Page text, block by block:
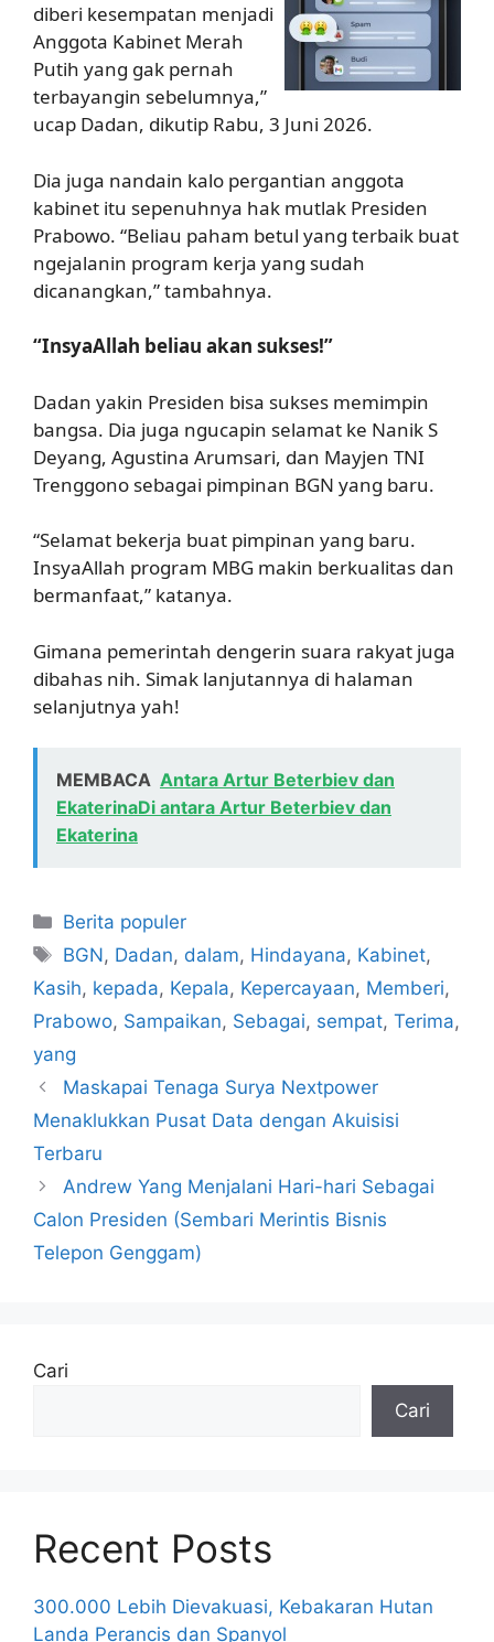
diberi kesempatan menjadi
Anggota Kabinet Merah
Putih yang gak pernah
terbayangin sebelumnya,”
ucap Dadan, dikutip Rabu, 3 Juni 2026.
Dia juga nandain kalo pergantian anggota
kabinet itu sepenuhnya hak mutlak Presiden
Prabowo. “Beliau paham betul yang terbaik buat
ngejalanin program kerja yang sudah
dicanangkan,” tambahnya.
“InsyaAllah beliau akan sukses!”
Dadan yakin Presiden bisa sukses memimpin
bangsa. Dia juga ngucapin selamat ke Nanik S
Deyang, Agustina Arumsari, dan Mayjen TNI
Trenggono sebagai pimpinan BGN yang baru.
“Selamat bekerja buat pimpinan yang baru.
InsyaAllah program MBG makin berkualitas dan
bermanfaat,” katanya.
Gimana pemerintah dengerin suara rakyat juga
dibahas nih. Simak lanjutannya di halaman
selanjutnya yah!
MEMBACA Antara Artur Beterbiev dan
EkaterinaDi antara Artur Beterbiev dan
Ekaterina
Kategori
Berita populer
Tag
BGN, Dadan, dalam, Hindayana, Kabinet,
Kasih, kepada, Kepala, Kepercayaan, Memberi,
Prabowo, Sampaikan, Sebagai, sempat, Terima,
yang
Maskapai Tenaga Surya Nextpower
Menaklukkan Pusat Data dengan Akuisisi
Terbaru
Andrew Yang Menjalani Hari-hari Sebagai
Calon Presiden (Sembari Merintis Bisnis
Telepon Genggam)
Cari
Cari
Recent Posts
300.000 Lebih Dievakuasi, Kebakaran Hutan
Landa Perancis dan Spanyol